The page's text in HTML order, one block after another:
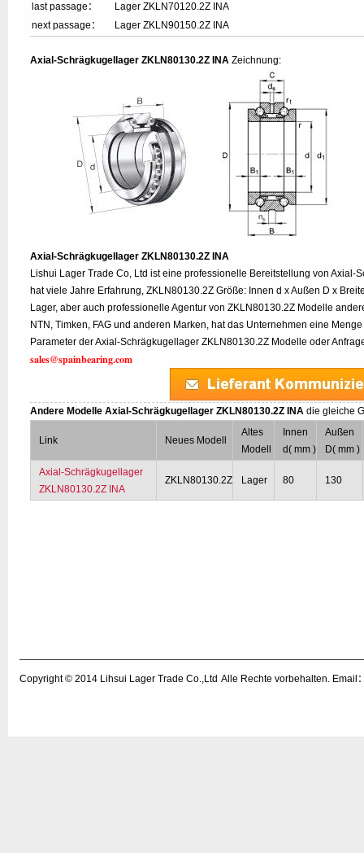
last passage：
Lager ZKLN70120.2Z INA
next passage：
Lager ZKLN90150.2Z INA
Axial-Schrägkugellager ZKLN80130.2Z INA Zeichnung:
Axial-Schrägkugellager ZKLN80130.2Z INA
Lishui Lager Trade Co, Ltd ist eine professionelle Bereitstellung von Axial-
hat viele Jahre Erfahrung, ZKLN80130.2Z Größe: Innen d x Außen D x
Lager, aber auch professionelle Agentur von ZKLN80130.2Z Modelle
NTN, Timken, FAG und anderen Marken, hat das Unternehmen eine
Parameter der Axial-Schrägkugellager ZKLN80130.2Z Modelle oder
sales@spainbearing.com
Andere Modelle Axial-Schrägkugellager ZKLN80130.2Z INA die gleiche
Link Neues Modell
Altes
Modell
Innen
d( mm )
Außen
D( mm )
Axial-Schrägkugellager
ZKLN80130.2Z INA
ZKLN80130.2Z Lager 80 130
Copyright © 2014 Lihsui Lager Trade Co.,Ltd Alle Rechte vorbehalten. Email